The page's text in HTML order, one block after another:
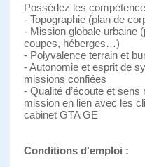
Possédez les
- Topographie (plan de
- Mission globale urbaine
coupes, héberges…)
- Polyvalence terrain et
- Autonomie et esprit de
missions confiées
- Qualité d’écoute et
mission en lien avec les
cabinet GTA GE
Conditions d'emploi :